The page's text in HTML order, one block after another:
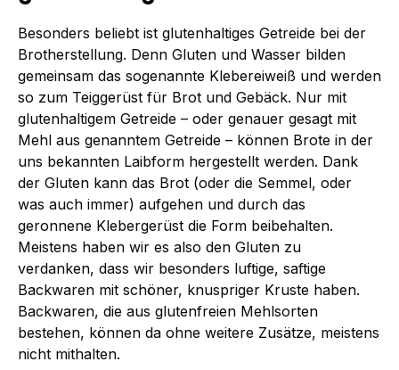
Besonders beliebt ist glutenhaltiges Getreide bei der
Brotherstellung. Denn Gluten und Wasser bilden
gemeinsam das sogenannte Klebereiweiß und werden
so zum Teiggerüst für Brot und Gebäck. Nur mit
glutenhaltigem Getreide – oder genauer gesagt mit
Mehl aus genanntem Getreide – können Brote in der
uns bekannten Laibform hergestellt werden. Dank
der Gluten kann das Brot (oder die Semmel, oder
was auch immer) aufgehen und durch das
geronnene Klebergerüst die Form beibehalten.
Meistens haben wir es also den Gluten zu
verdanken, dass wir besonders luftige, saftige
Backwaren mit schöner, knuspriger Kruste haben.
Backwaren, die aus glutenfreien Mehlsorten
bestehen, können da ohne weitere Zusätze, meistens
nicht mithalten.